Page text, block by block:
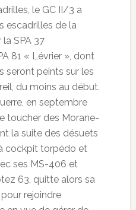
le GC II/3 a
escadrilles de la
la SPA 37
81 « Lévrier », dont
seront peints sur les
du moins au début.
en septembre
toucher des Morane-
la suite des désuets
cockpit torpédo et
ses MS-406 et
63, quitte alors sa
rejoindre